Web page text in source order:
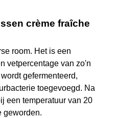
crème fraîche
room. Het is een
vetpercentage van zo'n
gefermenteerd,
toegevoegd. Na
een temperatuur van 20
geworden.